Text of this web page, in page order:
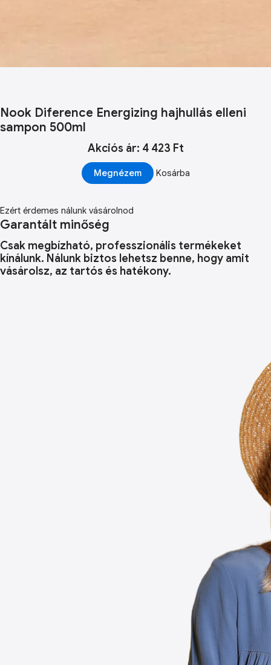
Nook Diference Energizing hajhullás elleni
sampon 500ml
Akciós ár: 4 423 Ft
Megnézem Kosárba
Ezért érdemes nálunk vásárolnod
Garantált minőség
Csak megbízható, professzionális termékeket
kínálunk. Nálunk biztos lehetsz benne, hogy amit
vásárolsz, az tartós és hatékony.